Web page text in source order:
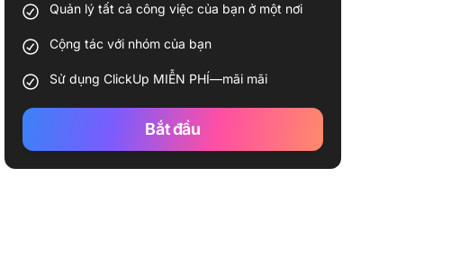
Quản lý tất cả công việc của bạn ở một nơi
Cộng tác với nhóm của bạn
Sử dụng ClickUp MIỄN PHÍ—mãi mãi
Bắt đầu